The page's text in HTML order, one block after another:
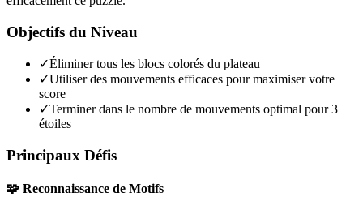
Objectifs du Niveau
✓Éliminer tous les blocs colorés du plateau
✓Utiliser des mouvements efficaces pour maximiser votre
score
✓Terminer dans le nombre de mouvements optimal pour 3
étoiles
Principaux Défis
🧩 Reconnaissance de Motifs